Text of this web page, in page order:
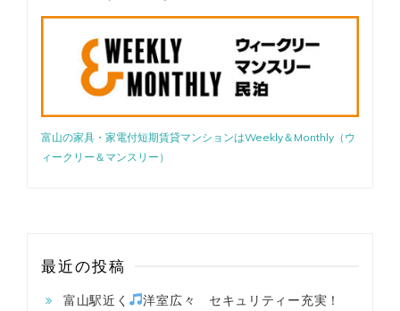
入
居
可
♬
駐
場
有
富山の家具・家電付短期賃貸マンションはWeekly＆Monthly（ウ
ィークリー＆マンスリー）
最近の投稿
富山駅近く 洋室広々 セキュリティー充実！